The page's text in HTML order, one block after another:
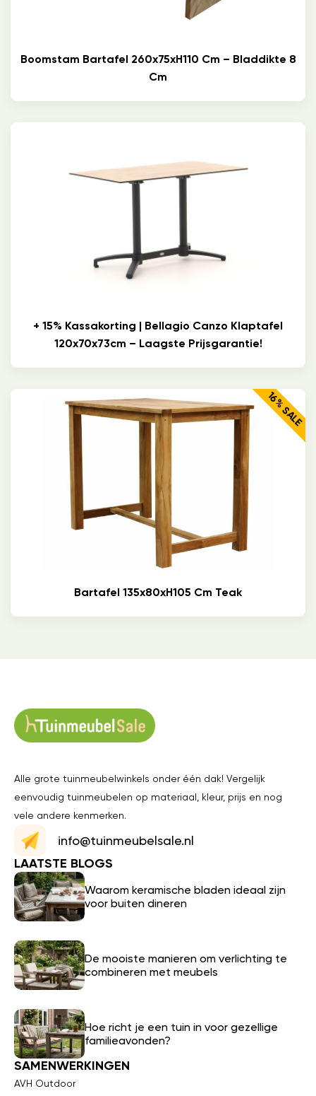
Boomstam Bartafel 260x75xH110 Cm – Bladdikte 8
Cm
+ 15% Kassakorting | Bellagio Canzo Klaptafel
120x70x73cm – Laagste Prijsgarantie!
16% SALE
Bartafel 135x80xH105 Cm Teak
Alle grote tuinmeubelwinkels onder één dak! Vergelijk
eenvoudig tuinmeubelen op materiaal, kleur, prijs en nog
vele andere kenmerken.
info@tuinmeubelsale.nl
LAATSTE BLOGS
Waarom keramische bladen ideaal zijn
voor buiten dineren
De mooiste manieren om verlichting te
combineren met meubels
Hoe richt je een tuin in voor gezellige
familieavonden?
SAMENWERKINGEN
AVH Outdoor